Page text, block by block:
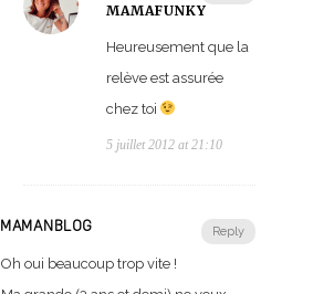
MAMAFUNKY
Heureusement que la
relève est assurée
chez toi
5 juillet 2012 at 21:10
Reply
MAMANBLOG
Oh oui beaucoup trop vite !